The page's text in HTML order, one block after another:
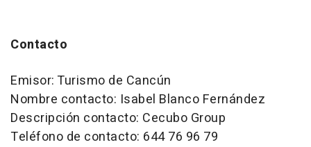
Contacto
Emisor: Turismo de Cancún
Nombre contacto: Isabel Blanco Fernández
Descripción contacto: Cecubo Group
Teléfono de contacto: 644 76 96 79